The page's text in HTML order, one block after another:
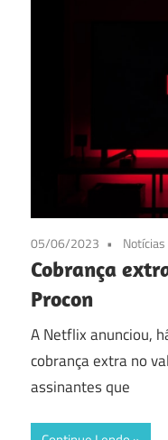
05/06/2023 Notícias
Cobrança
Procon
A Netflix anunciou,
cobrança extra no
assinantes que